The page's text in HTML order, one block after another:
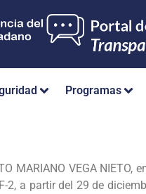
Programas
MARIANO VEGA
a partir del 29 de